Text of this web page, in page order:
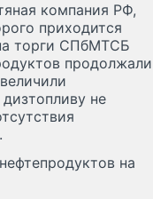
компания РФ,
приходится
торги СПбМТСБ
продолжали
не
на